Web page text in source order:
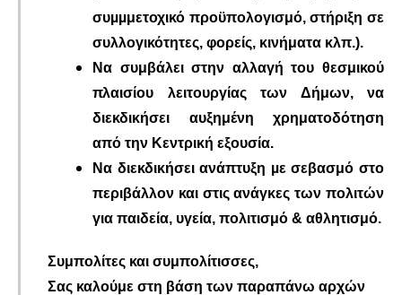
συµµμετοχικό προϋπολογισμό, στήριξη σε
συλλογικότητες, φορείς, κινήματα κλπ.).
Να συμβάλει στην αλλαγή του θεσμικού
πλαισίου λειτουργίας των Δήμων, να
διεκδικήσει αυξημένη χρηματοδότηση
από την Κεντρική εξουσία.
Να διεκδικήσει ανάπτυξη µε σεβασμό στο
περιβάλλον και στις ανάγκες των πολιτών
για παιδεία, υγεία, πολιτισμό & αθλητισμό.
Συμπολίτες και συμπολίτισσες,
Σας καλούμε στη βάση των παραπάνω αρχών